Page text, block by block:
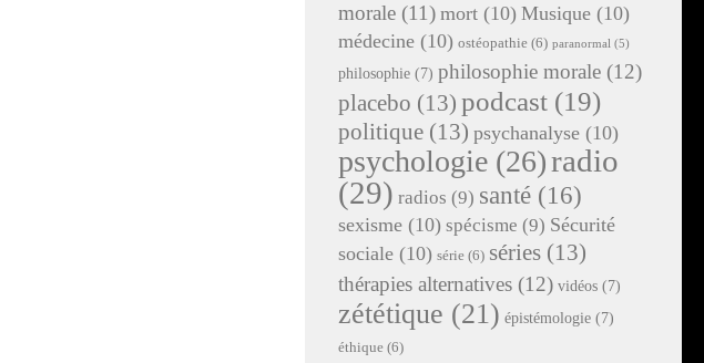
morale (11) mort (10) Musique (10)
médecine (10) ostéopathie (6) paranormal (5)
philosophie (7) philosophie morale (12)
placebo (13) podcast (19)
politique (13) psychanalyse (10)
psychologie (26)radio
(29) radios (9) santé (16)
sexisme (10) spécisme (9) Sécurité
sociale (10) série (6) séries (13)
thérapies alternatives (12) vidéos (7)
zététique (21) épistémologie (7)
éthique (6)